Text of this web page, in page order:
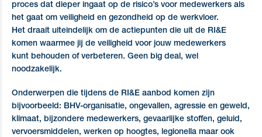
proces dat dieper ingaat op de risico’s voor medewerkers als
het gaat om veiligheid en gezondheid op de werkvloer.
Het draait uiteindelijk om de actiepunten die uit de RI&E
komen waarmee jij de veiligheid voor jouw medewerkers
kunt behouden of verbeteren. Geen big deal, wel
noodzakelijk.
Onderwerpen die tijdens de RI&E aanbod komen zijn
bijvoorbeeld: BHV-organisatie, ongevallen, agressie en geweld,
klimaat, bijzondere medewerkers, gevaarlijke stoffen, geluid,
vervoersmiddelen, werken op hoogtes, legionella maar ook